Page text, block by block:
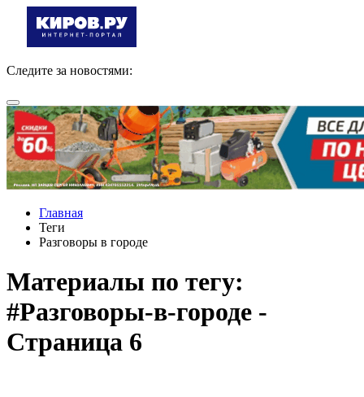
Следите за новостями:
Главная
Теги
Разговоры в городе
Материалы по тегу:
#Разговоры-в-городе -
Страница 6